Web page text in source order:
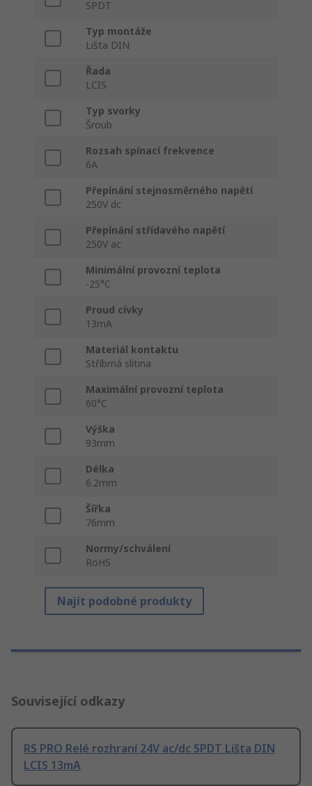
SPDT
Typ montáže
Lišta DIN
Řada
LCIS
Typ svorky
Šroub
Rozsah spínací frekvence
6A
Přepínání stejnosměrného napětí
250V dc
Přepínání střídavého napětí
250V ac
Minimální provozní teplota
-25°C
Proud cívky
13mA
Materiál kontaktu
Stříbrná slitina
Maximální provozní teplota
60°C
Výška
93mm
Délka
6.2mm
Šířka
76mm
Normy/schválení
RoHS
Najít podobné produkty
Související odkazy
RS PRO Relé rozhraní 24V ac/dc SPDT Lišta DIN
LCIS 13mA